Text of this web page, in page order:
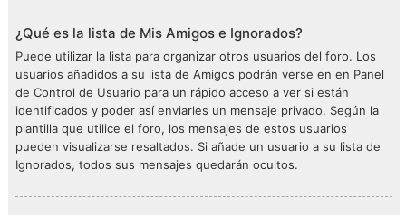
¿Qué es la lista de Mis Amigos e Ignorados?
Puede utilizar la lista para organizar otros usuarios del foro. Los
usuarios añadidos a su lista de Amigos podrán verse en en Panel
de Control de Usuario para un rápido acceso a ver si están
identificados y poder así enviarles un mensaje privado. Según la
plantilla que utilice el foro, los mensajes de estos usuarios
pueden visualizarse resaltados. Si añade un usuario a su lista de
Ignorados, todos sus mensajes quedarán ocultos.